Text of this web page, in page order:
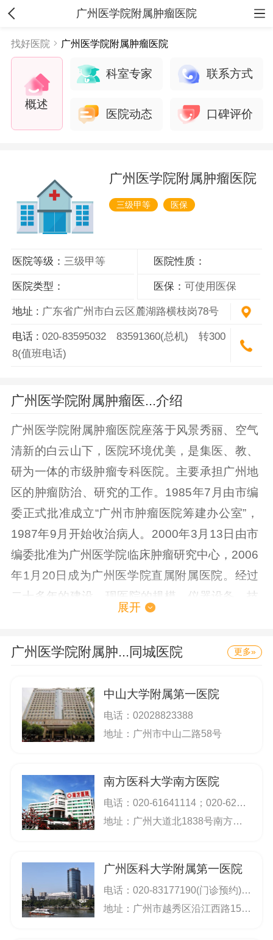
广州医学院附属肿瘤医院
找好医院 广州医学院附属肿瘤医院
概述
科室专家 联系方式
医院动态 口碑评价
广州医学院附属肿瘤医院
三级甲等 医保
医院等级：三级甲等 医院性质：
医院类型： 医保：可使用医保
地址 : 广东省广州市白云区麓湖路横枝岗78号
电话 :020-83595032 83591360(总机) 转300
8(值班电话)
广州医学院附属肿瘤医...介绍
广州医学院附属肿瘤医院座落于风景秀丽、空气
清新的白云山下，医院环境优美，是集医、教、
研为一体的市级肿瘤专科医院。主要承担广州地
区的肿瘤防治、研究的工作。1985年7月由市编
委正式批准成立“广州市肿瘤医院筹建办公室”，
1987年9月开始收治病人。2000年3月13日由市
编委批准为广州医学院临床肿瘤研究中心，2006
年1月20日成为广州医学院直属附属医院。经过
二十多年的建设，现医院的规模、仪器设备、技
术力量、业务水平都得到迅速的发展和提高。现
从化市、中山市、湖南郴州等地的社保定点医疗
疗定点医疗机构。医院占地面积3.3万平方米，
建筑面积34657平方米，绿化占地面积43%，总
固定资产2.75亿元。全院编制床位500张，核定
350名，包括高级职称专业技术人员90名(正高24
名、副高66名)，硕士导师15名。拥有一批国内
知名专家、留学归国人员及博士、硕士毕业生，
来，该院医疗业务总量平均以25%的速度递增。
年住院人数超过一万人。医院设有肺肿瘤外科、
食管纵隔肿瘤外科、乳腺肿瘤外科、胃肠肿瘤外
展开
广州医学院附属肿... 同城医院 更多»
中山大学附属第一医院
电话： 02028823388
地址：广州市中山二路58号
南方医科大学南方医院
电话： 020-61641114；020-62787929；挂号电话：020-61641888；020-61641114,020-62787929；
地址：广州大道北1838号南方医科大学
广州医科大学附属第一医院
电话： 020-83177190(门诊预约),020-83062114(总机),020-83337750(咨询),020-83062002(挂号),020-34294311(海印分院)
地址：广州市越秀区沿江西路151号(总院);广州市海珠区海联路康大路1号(海印分院);广州市荔湾区东海南路（大坦沙院区）